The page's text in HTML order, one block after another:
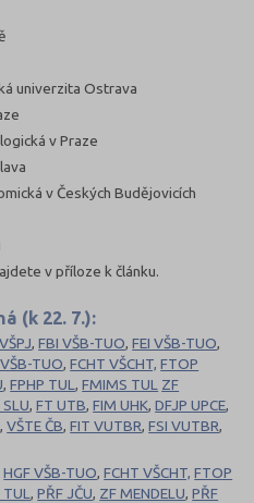
univerzita Ostrava
v Praze
v Českých Budějovicích
v příloze k článku.
(k 22. 7.):
VŠPJ,FBI VŠB-TUO,FEI VŠB-TUO,
TUO,FCHT VŠCHT, FTOP
,FPHP TUL,FMIMS TUL ZF
SLU,FT UTB,FIM UHK,DFJP UPCE,
,VŠTE ČB,FIT VUTBR,FSI VUTBR,
HGF VŠB-TUO,FCHT VŠCHT, FTOP
TUL,PŘF JČU, ZF MENDELU,PŘF